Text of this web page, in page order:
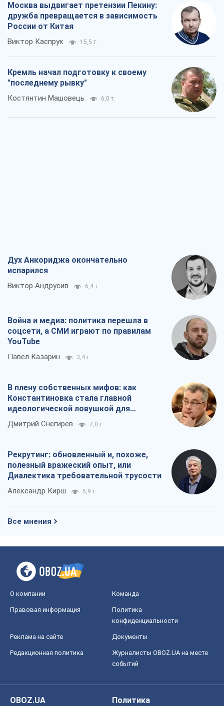
Москва выдвигает претензии Пекину:
дружба превращается в зависимость
России от Китая
Виктор Каспрук 15,5 т.
Кремль начал подготовку к своему
"последнему рывку"
Костянтин Машовець 6,0 т.
Дух Анкориджа окончательно
испарился
Виктор Андрусив 6,4 т.
Война и медиа: политика перешла в
соцсети, а СМИ играют по правилам
YouTube
Павел Казарин 3,4 т.
В плену собственных мифов: как
Константиновка стала главной
идеологической ловушкой для
российских оккупантов
Дмитрий Снегирев 7,0 т.
Рекрутинг: обновленный и, похоже,
полезный вражеский опыт, или
Диалектика требовательной трусости
Александр Кирш 5,9 т.
Все мнения
О компании Команда
Правовая информация
Политика
конфиденциальности
Реклама на сайте Документы
Редакционная политика
Журналисты OBOZ.UA на месте
событий
OBOZ.UA
Политика